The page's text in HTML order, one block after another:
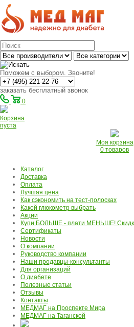
Поможем с выбором. Звоните!
заказать бесплатный звонок
0
Корзина
пуста
Моя корзина
0 товаров
Каталог
Доставка
Оплата
Лучшая цена
Как сэкономить на тест-полосках
Какой глюкометр выбрать
Акции
Купи БОЛЬШЕ - плати МЕНЬШЕ!
Сертификаты
Новости
О компании
Руководство компании
Наши продавцы-консультанты
Для организаций
О диабете
Полезные статьи
Отзывы
Контакты
МЕДМАГ на Проспекте Мира
МЕДМАГ на Таганской